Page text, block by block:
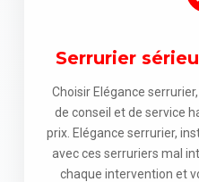
Serrurier
Choisir Elégance serrurier,
de conseil et de service
prix. Elégance serrurier,
avec ces serruriers mal
chaque intervention et